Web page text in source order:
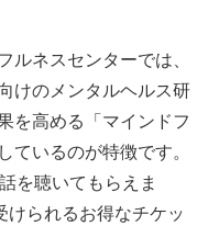
ルネスセンターでは、
けのメンタルヘルス研
を高める「マインドフ
ているのが特徴です。
を聴いてもらえま
けられるお得なチケッ